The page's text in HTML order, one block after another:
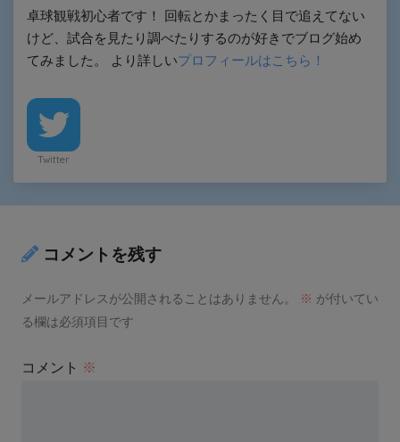
卓球観戦初心者です！ 回転とかまったく目で追えてない
けど、試合を見たり調べたりするのが好きでブログ始め
てみました。 より詳しいプロフィールはこちら！
Twitter
コメントを残す
メールアドレスが公開されることはありません。 ※ が付いてい
る欄は必須項目です
コメント ※